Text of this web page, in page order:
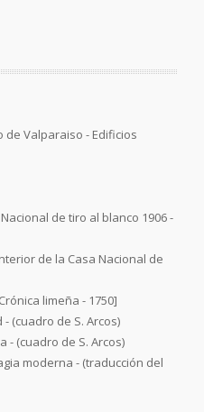
Valparaiso - Edificios
de tiro al blanco 1906 -
de la Casa Nacional de
limeña - 1750]
(cuadro de S. Arcos)
- (cuadro de S. Arcos)
moderna - (traducción del